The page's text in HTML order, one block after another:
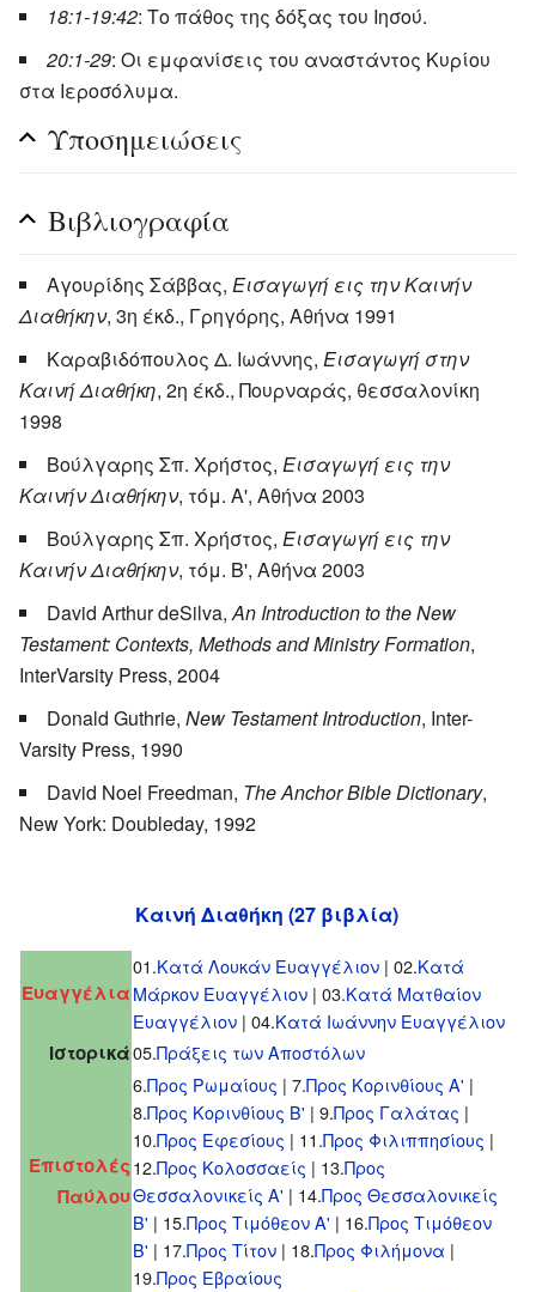
18:1-19:42: Το πάθος της δόξας του Ιησού.
20:1-29: Οι εμφανίσεις του αναστάντος Κυρίου
στα Ιεροσόλυμα.
Υποσημειώσεις
Βιβλιογραφία
Αγουρίδης Σάββας, Εισαγωγή εις την Καινήν
Διαθήκην, 3η έκδ., Γρηγόρης, Αθήνα 1991
Καραβιδόπουλος Δ. Ιωάννης, Εισαγωγή στην
Καινή Διαθήκη, 2η έκδ., Πουρναράς, θεσσαλονίκη
1998
Βούλγαρης Σπ. Χρήστος, Εισαγωγή εις την
Καινήν Διαθήκην, τόμ. Α', Αθήνα 2003
Βούλγαρης Σπ. Χρήστος, Εισαγωγή εις την
Καινήν Διαθήκην, τόμ. Β', Αθήνα 2003
David Arthur deSilva, An Introduction to the New
Testament: Contexts, Methods and Ministry Formation,
InterVarsity Press, 2004
Donald Guthrie, New Testament Introduction, Inter-
Varsity Press, 1990
David Noel Freedman, The Anchor Bible Dictionary,
New York: Doubleday, 1992
Καινή Διαθήκη (27 βιβλία)
Ευαγγέλια
01.Κατά Λουκάν Ευαγγέλιον | 02.Κατά
Μάρκον Ευαγγέλιον | 03.Κατά Ματθαίον
Ευαγγέλιον | 04.Κατά Ιωάννην Ευαγγέλιον
Ιστορικά05.Πράξεις των Αποστόλων
Επιστολές
Παύλου
6.Προς Ρωμαίους | 7.Προς Κορινθίους Α' |
8.Προς Κορινθίους Β' | 9.Προς Γαλάτας |
10.Προς Εφεσίους | 11.Προς Φιλιππησίους |
12.Προς Κολοσσαείς | 13.Προς
Θεσσαλονικείς Α' | 14.Προς Θεσσαλονικείς
Β' | 15.Προς Τιμόθεον Α' | 16.Προς Τιμόθεον
Β' | 17.Προς Τίτον | 18.Προς Φιλήμονα |
19.Προς Εβραίους